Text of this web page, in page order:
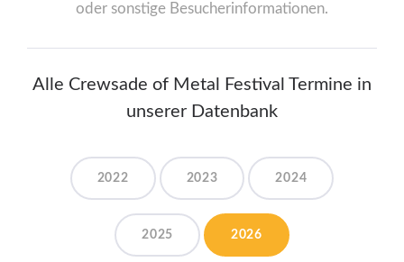
oder sonstige Besucherinformationen.
Alle Crewsade of Metal Festival Termine in
unserer Datenbank
2022 2023 2024
2025 2026